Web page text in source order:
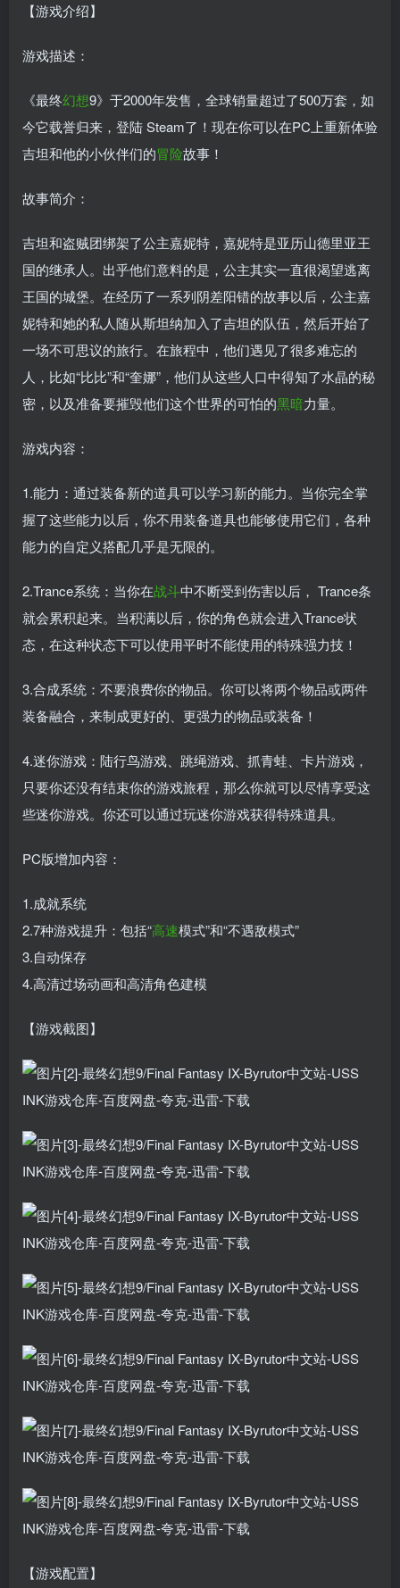
【游戏介绍】
游戏描述：
《最终幻想9》于2000年发售，全球销量超过了500万套，如
今它载誉归来，登陆 Steam了！现在你可以在PC上重新体验
吉坦和他的小伙伴们的冒险故事！
故事简介：
吉坦和盗贼团绑架了公主嘉妮特，嘉妮特是亚历山德里亚王
国的继承人。出乎他们意料的是，公主其实一直很渴望逃离
王国的城堡。在经历了一系列阴差阳错的故事以后，公主嘉
妮特和她的私人随从斯坦纳加入了吉坦的队伍，然后开始了
一场不可思议的旅行。在旅程中，他们遇见了很多难忘的
人，比如“比比”和“奎娜”，他们从这些人口中得知了水晶的秘
密，以及准备要摧毁他们这个世界的可怕的黑暗力量。
游戏内容：
1.能力：通过装备新的道具可以学习新的能力。当你完全掌
握了这些能力以后，你不用装备道具也能够使用它们，各种
能力的自定义搭配几乎是无限的。
2.Trance系统：当你在战斗中不断受到伤害以后， Trance条
就会累积起来。当积满以后，你的角色就会进入Trance状
态，在这种状态下可以使用平时不能使用的特殊强力技！
3.合成系统：不要浪费你的物品。你可以将两个物品或两件
装备融合，来制成更好的、更强力的物品或装备！
4.迷你游戏：陆行鸟游戏、跳绳游戏、抓青蛙、卡片游戏，
只要你还没有结束你的游戏旅程，那么你就可以尽情享受这
些迷你游戏。你还可以通过玩迷你游戏获得特殊道具。
PC版增加内容：
1.成就系统
2.7种游戏提升：包括“高速模式”和“不遇敌模式”
3.自动保存
4.高清过场动画和高清角色建模
【游戏截图】
【游戏配置】